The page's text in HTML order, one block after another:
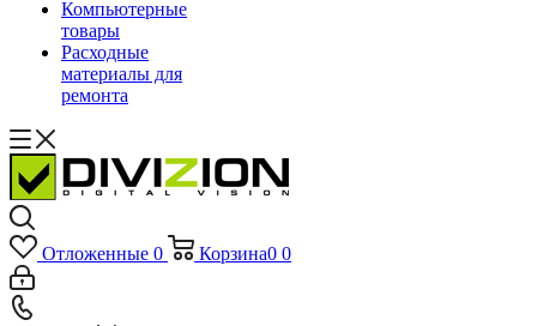
Компьютерные
товары
Расходные
материалы для
ремонта
Отложенные 0 Корзина0 0